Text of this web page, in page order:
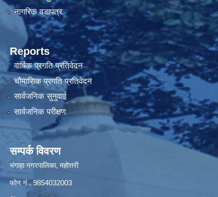
नागरिक वडापत्र
Reports
वार्षिक प्रगति प्रतिवेदन
चौमासिक प्रगति प्रतिवेदन
सार्वजनिक सुनुवाई
सार्वजनिक परीक्षण
सम्पर्क विवरण
भंगाहा नगरपालिका, महोत्तरी
फोन नं . 9854032003